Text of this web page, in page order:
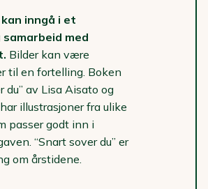
inngå i et
med
Bilder kan være
til en fortelling. Boken
du” av Lisa Aisato og
illustrasjoner fra ulike
passer godt inn i
“Snart sover du” er
om årstidene.